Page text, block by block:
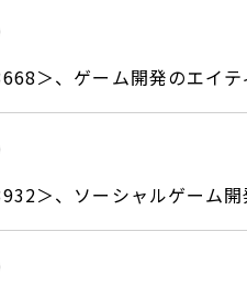
＞、ゲーム開発のエイ
＞、ソーシャルゲーム